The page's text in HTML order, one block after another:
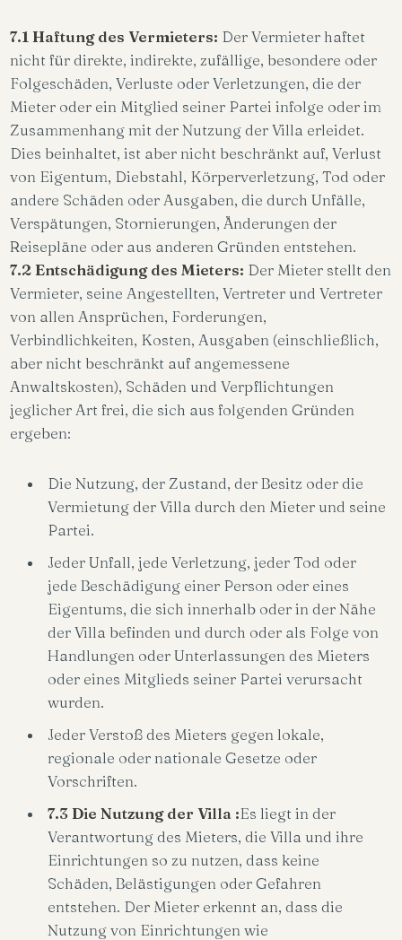
7.1 Haftung des Vermieters: Der Vermieter haftet
nicht für direkte, indirekte, zufällige, besondere oder
Folgeschäden, Verluste oder Verletzungen, die der
Mieter oder ein Mitglied seiner Partei infolge oder im
Zusammenhang mit der Nutzung der Villa erleidet.
Dies beinhaltet, ist aber nicht beschränkt auf, Verlust
von Eigentum, Diebstahl, Körperverletzung, Tod oder
andere Schäden oder Ausgaben, die durch Unfälle,
Verspätungen, Stornierungen, Änderungen der
Reisepläne oder aus anderen Gründen entstehen.
7.2 Entschädigung des Mieters: Der Mieter stellt den
Vermieter, seine Angestellten, Vertreter und Vertreter
von allen Ansprüchen, Forderungen,
Verbindlichkeiten, Kosten, Ausgaben (einschließlich,
aber nicht beschränkt auf angemessene
Anwaltskosten), Schäden und Verpflichtungen
jeglicher Art frei, die sich aus folgenden Gründen
ergeben:
Die Nutzung, der Zustand, der Besitz oder die
Vermietung der Villa durch den Mieter und seine
Partei.
Jeder Unfall, jede Verletzung, jeder Tod oder
jede Beschädigung einer Person oder eines
Eigentums, die sich innerhalb oder in der Nähe
der Villa befinden und durch oder als Folge von
Handlungen oder Unterlassungen des Mieters
oder eines Mitglieds seiner Partei verursacht
wurden.
Jeder Verstoß des Mieters gegen lokale,
regionale oder nationale Gesetze oder
Vorschriften.
7.3 Die Nutzung der Villa :Es liegt in der
Verantwortung des Mieters, die Villa und ihre
Einrichtungen so zu nutzen, dass keine
Schäden, Belästigungen oder Gefahren
entstehen. Der Mieter erkennt an, dass die
Nutzung von Einrichtungen wie